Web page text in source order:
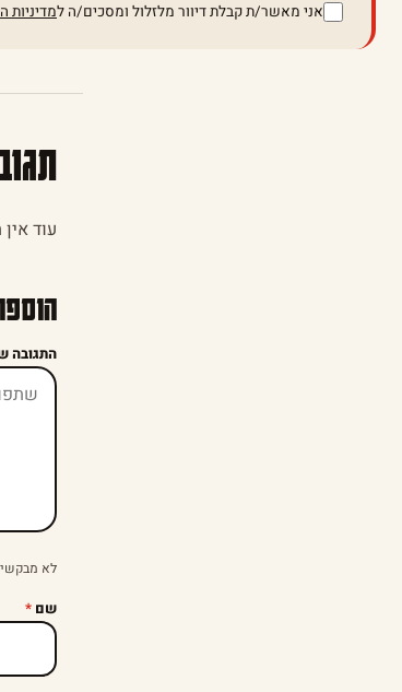
אני מאשר/ת קבלת דיוור מלזלול ומסכים/ה למדיניות
עוד
התגובה
לא
שם *